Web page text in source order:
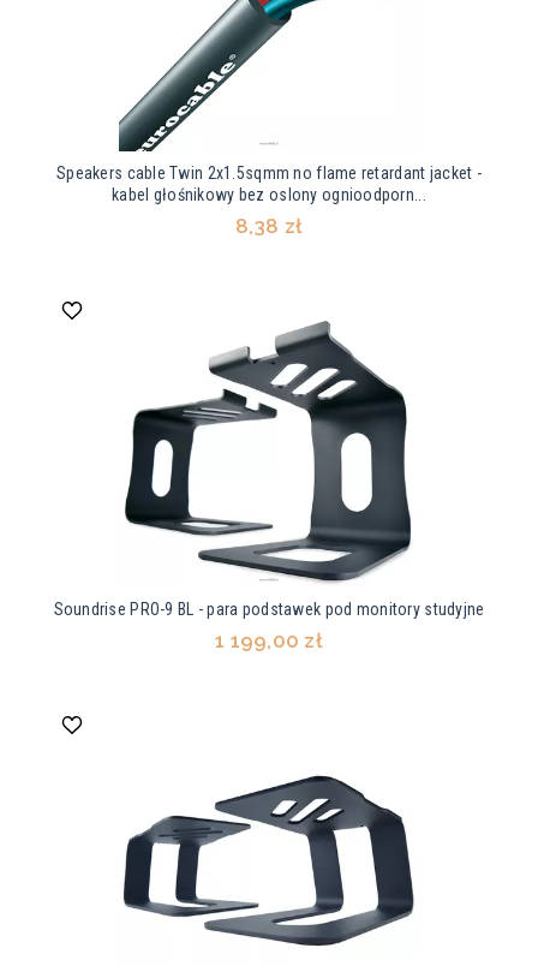
Speakers cable Twin 2x1.5sqmm no flame retardant jacket -
kabel głośnikowy bez oslony ognioodporn...
8,38 zł
Soundrise PRO-9 BL - para podstawek pod monitory studyjne
1 199,00 zł